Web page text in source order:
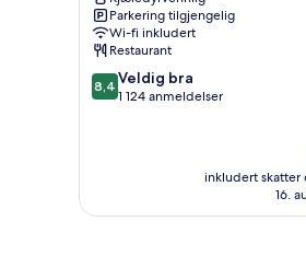
Parkering tilgjengelig
Wi-fi inkludert
Restaurant
8.4
av
8,4 Veldig bra
1 124 anmeldelser
inkludert skatter
16.